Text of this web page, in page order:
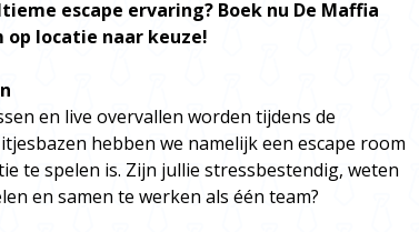
escape ervaring? Boek nu De Maffia
op locatie naar keuze!
en live overvallen worden tijdens de
hebben we namelijk een escape room
te spelen is. Zijn jullie stressbestendig, weten
en samen te werken als één team?